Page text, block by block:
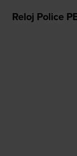
Reloj Police